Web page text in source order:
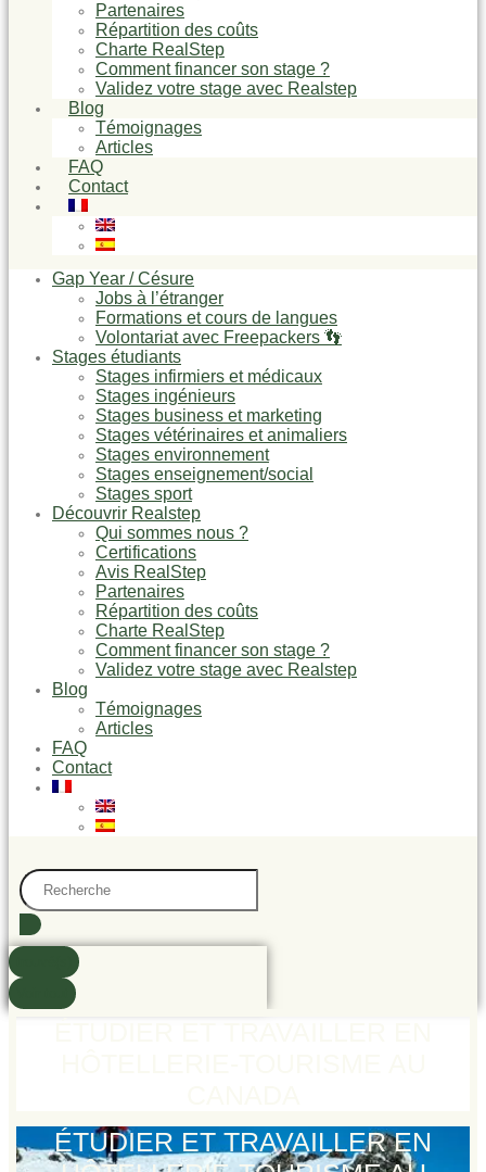
Partenaires
Répartition des coûts
Charte RealStep
Comment financer son stage ?
Validez votre stage avec Realstep
Blog
Témoignages
Articles
FAQ
Contact
Gap Year / Césure
Jobs à l’étranger
Formations et cours de langues
Volontariat avec Freepackers 👣
Stages étudiants
Stages infirmiers et médicaux
Stages ingénieurs
Stages business et marketing
Stages vétérinaires et animaliers
Stages environnement
Stages enseignement/social
Stages sport
Découvrir Realstep
Qui sommes nous ?
Certifications
Avis RealStep
Partenaires
Répartition des coûts
Charte RealStep
Comment financer son stage ?
Validez votre stage avec Realstep
Blog
Témoignages
Articles
FAQ
Contact
Search
...
ÉTUDIER ET TRAVAILLER EN